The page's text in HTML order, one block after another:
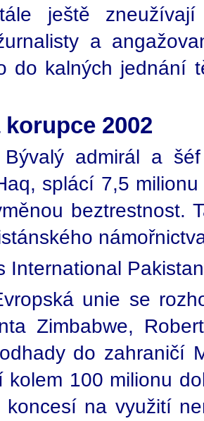
ještě
a
do kalných jednání
2002
admirál a
splácí 7,5
beztrestnost.
International
unie se
Zimbabwe,
do zahraničí
kolem 100 milionu
koncesí na využití